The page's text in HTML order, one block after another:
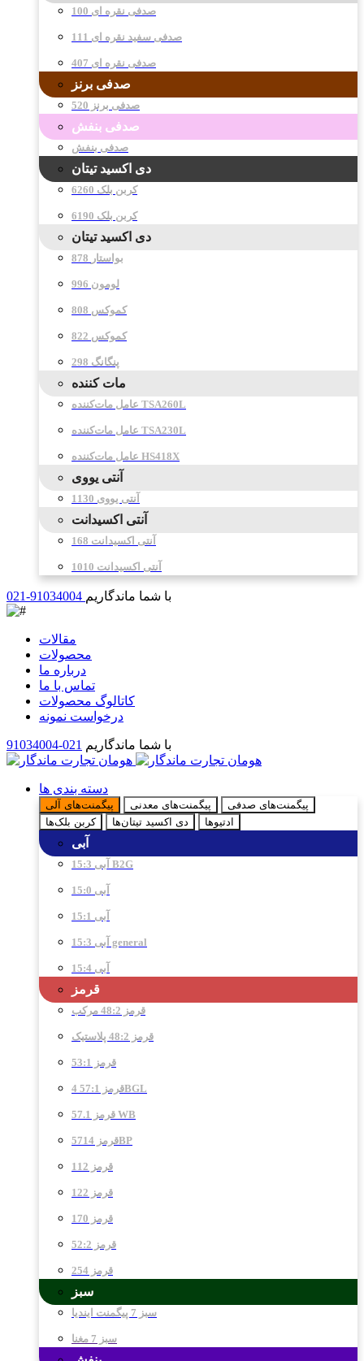
صدفی نقره ای 100
صدفی سفید نقره ای 111
صدفی نقره ای 407
صدفی برنز
صدفی برنز 520
صدفی بنفش
صدفی بنفش
دی اکسید تیتان
کربن بلک 6260
کربن بلک 6190
دی اکسید تیتان
878 بواستار
996 لومون
808 کموکس
822 کموکس
298 پنگانگ
مات کننده
عامل مات‌کننده TSA260L
عامل مات‌کننده TSA230L
عامل مات‌کننده HS418X
آنتی یووی
آنتی یووی 1130
آنتی اکسیدانت
آنتی اکسیدانت 168
آنتی اکسیدانت 1010
021-91034004 با شما ماندگاریم
مقالات
محصولات
درباره ما
تماس با ما
کاتالوگ محصولات
درخواست نمونه
با شما ماندگاریم 021-91034004
دسته بندی ها
پیگمنت‌های آلی پیگمنت‌های معدنی
پیگمنت‌های صدفی
کربن بلک‌ها
دی اکسید تیتان‌ها ادتیو‌ها
آبی
آبی 15:3 B2G
آبی 15:0
آبی 15:1
آبی 15:3 general
آبی 15:4
قرمز
قرمز 48:2 مرکب
قرمز 48:2 پلاستیک
قرمز 53:1
قرمز 57:1 4BGL
قرمز 57.1 WB
قرمز 5714BP
قرمز 112
قرمز 122
قرمز 170
قرمز 52:2
قرمز 254
سبز
سبز 7 پیگمنت ایندیا
سبز 7 مغنا